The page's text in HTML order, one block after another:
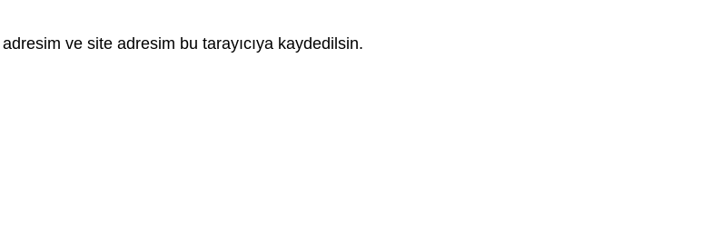
ve site adresim bu tarayıcıya kaydedilsin.